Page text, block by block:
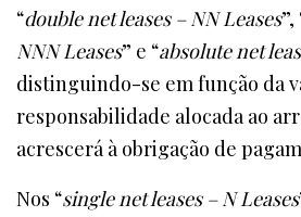
“double net leases – NN Leases”,
NNN Leases” e “absolute net
distinguindo-se em função da
responsabilidade alocada ao
acrescerá à obrigação de
Nos “single net leases – N Leases